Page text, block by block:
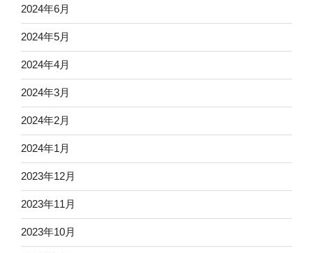
2024年6月
2024年5月
2024年4月
2024年3月
2024年2月
2024年1月
2023年12月
2023年11月
2023年10月